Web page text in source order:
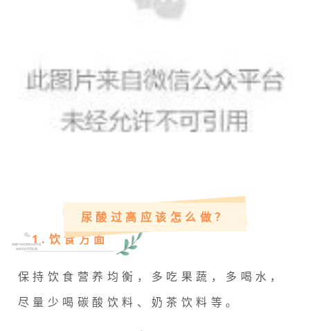
尿酸过高应该怎么做？
1.饮食方面
保持饮食营养均衡，多吃果蔬，多喝水，
尽量少喝碳酸饮料、奶茶饮料等。